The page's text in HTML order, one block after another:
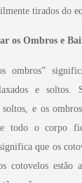
tirados do
os Ombros e
ombros”
e
soltos, e os
todo o corpo
que os
cotovelos estão